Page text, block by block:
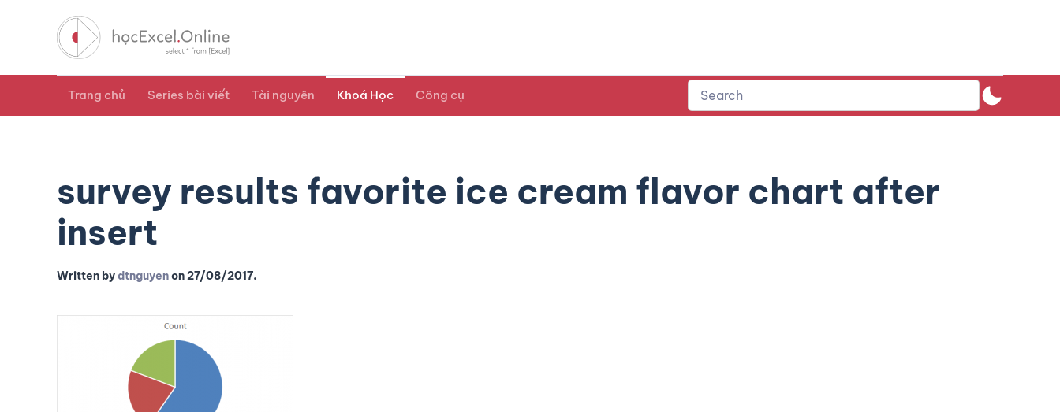
Trang chủ Series bài viết Tài nguyên Khoá Học Công cụ
survey results favorite ice cream flavor chart after
insert
Written bydtnguyenon27/08/2017.